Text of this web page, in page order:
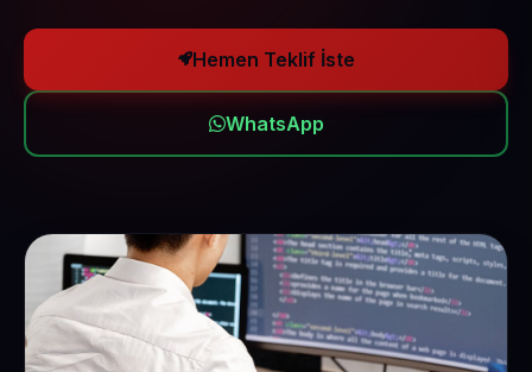
Hemen Teklif İste
WhatsApp